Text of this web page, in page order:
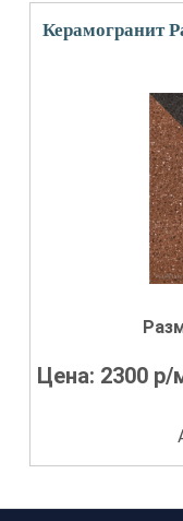
Керамогранит
Цена: 2300 р/